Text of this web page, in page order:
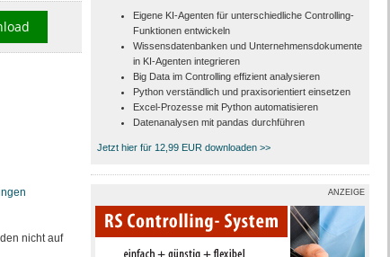
nicht auf
Eigene KI-Agenten für unterschiedliche Controlling-
Funktionen entwickeln
Wissensdatenbanken und Unternehmensdokumente
in KI-Agenten integrieren
Big Data im Controlling effizient analysieren
Python verständlich und praxisorientiert einsetzen
Excel-Prozesse mit Python automatisieren
Datenanalysen mit pandas durchführen
Jetzt hier für 12,99 EUR downloaden >>
ANZEIGE